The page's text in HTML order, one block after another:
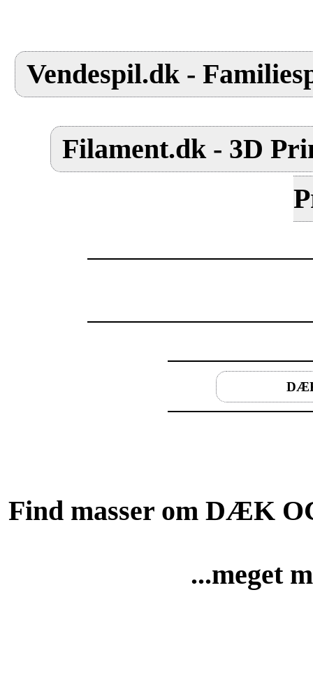
Vendespil.dk -
Filament.dk - 3D
Find masser om DÆK
...meget